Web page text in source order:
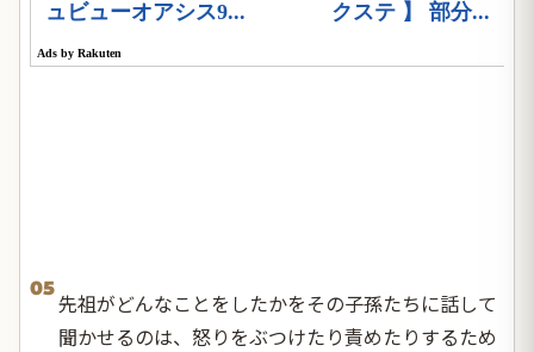
05
先祖がどんなことをしたかをその子孫たちに話して
聞かせるのは、怒りをぶつけたり責めたりするため